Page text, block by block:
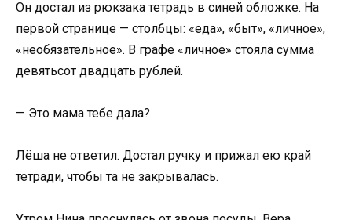
Он достал из рюкзака тетрадь в синей обложке. На
первой странице — столбцы: «еда», «быт», «личное»,
«необязательное». В графе «личное» стояла сумма
девятьсот двадцать рублей.
— Это мама тебе дала?
Лёша не ответил. Достал ручку и прижал ею край
тетради, чтобы та не закрывалась.